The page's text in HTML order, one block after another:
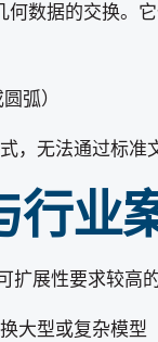
数据的交换。它
弧）
，无法通过标
行业
扩展性要求较高的
大型或复杂模型